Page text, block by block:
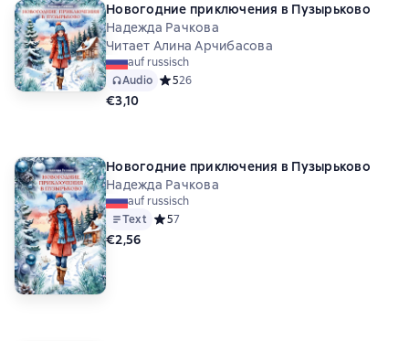
Новогодние приключения в Пузырьково
Надежда Рачкова
Читает Алина Арчибасова
auf russisch
Audio Средний рейтинг 5 на основе 26 оценок
526
€3,10
Новогодние приключения в Пузырьково
Надежда Рачкова
auf russisch
Text Средний рейтинг 5 на основе 7 оценок
57
€2,56